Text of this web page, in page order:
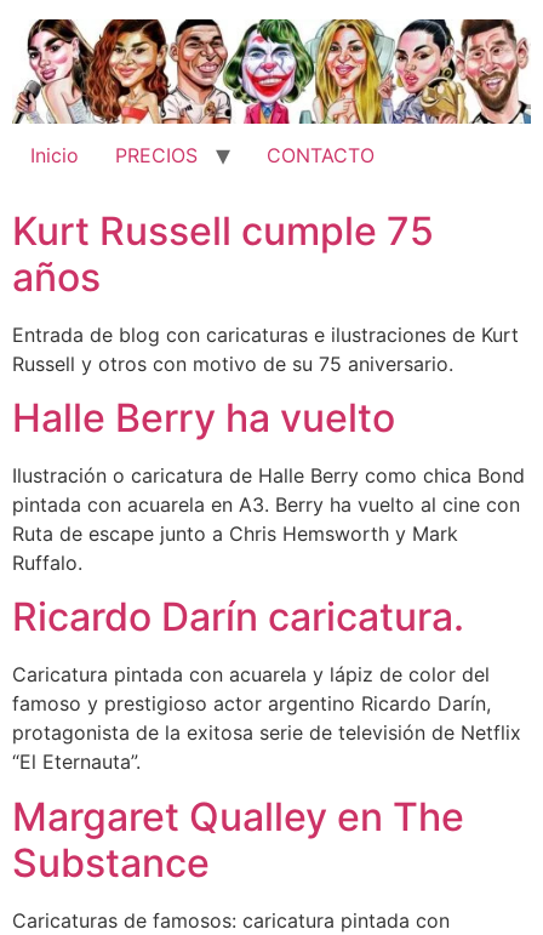
contenido
Inicio PRECIOS CONTACTO
Kurt Russell cumple 75
años
Entrada de blog con caricaturas e ilustraciones de Kurt
Russell y otros con motivo de su 75 aniversario.
Halle Berry ha vuelto
Ilustración o caricatura de Halle Berry como chica Bond
pintada con acuarela en A3. Berry ha vuelto al cine con
Ruta de escape junto a Chris Hemsworth y Mark
Ruffalo.
Ricardo Darín caricatura.
Caricatura pintada con acuarela y lápiz de color del
famoso y prestigioso actor argentino Ricardo Darín,
protagonista de la exitosa serie de televisión de Netflix
“El Eternauta”.
Margaret Qualley en The
Substance
Caricaturas de famosos: caricatura pintada con